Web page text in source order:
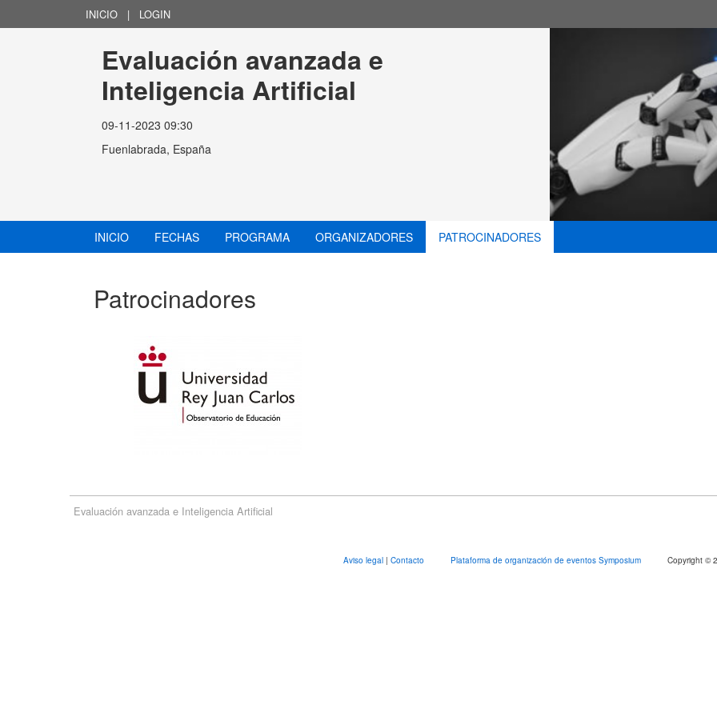
INICIO | LOGIN
Evaluación avanzada e
Inteligencia Artificial
09-11-2023 09:30
Fuenlabrada, España
INICIO FECHAS PROGRAMA ORGANIZADORES PATROCINADORES
Patrocinadores
Evaluación avanzada e Inteligencia Artificial
Aviso legal | Contacto Plataforma de organización de eventos Symposium Copyright ©